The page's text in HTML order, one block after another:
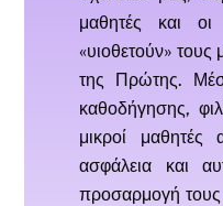
μαθητές και
«υιοθετούν» τους
της Πρώτης.
καθοδήγησης,
μικροί μαθητές
ασφάλεια και
προσαρμογή τους